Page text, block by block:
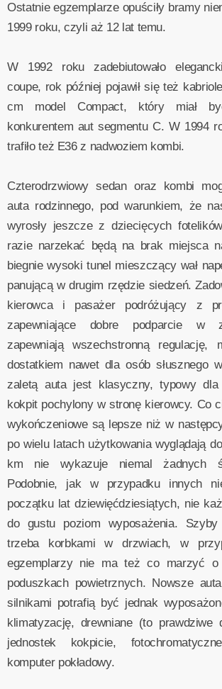
Ostatnie egzemplarze opuściły bramy
1999 roku, czyli aż 12 lat temu.
W 1992 roku zadebiutowało
coupe, rok później pojawił się też
cm model Compact, który miał
konkurentem aut segmentu C. W 1994
trafiło też E36 z nadwoziem kombi.
Czterodrzwiowy sedan oraz kombi
auta rodzinnego, pod warunkiem, że
wyrosły jeszcze z dziecięcych
razie narzekać będą na brak miejsca
biegnie wysoki tunel mieszczący wał
panującą w drugim rzędzie siedzeń.
kierowca i pasażer podróżujący z
zapewniające dobre podparcie w
zapewniają wszechstronną regulację,
dostatkiem nawet dla osób słusznego
zaletą auta jest klasyczny, typowy
kokpit pochylony w stronę kierowcy. Co
wykończeniowe są lepsze niż w
po wielu latach użytkowania wyglądają
km nie wykazuje niemal żadnych
Podobnie, jak w przypadku innych
początku lat dziewięćdziesiątych, nie
do gustu poziom wyposażenia.
trzeba korbkami w drzwiach, w
egzemplarzy nie ma też co marzyć o
poduszkach powietrznych. Nowsze
silnikami potrafią być jednak
klimatyzację, drewniane (to prawdziwe
jednostek kokpicie,
komputer pokładowy.